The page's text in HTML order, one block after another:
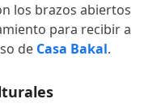
los brazos abiertos
para recibir a
de Casa Bakal.